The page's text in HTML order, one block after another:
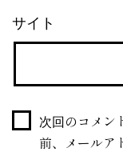
サイト
次回のコメン
前、メールア